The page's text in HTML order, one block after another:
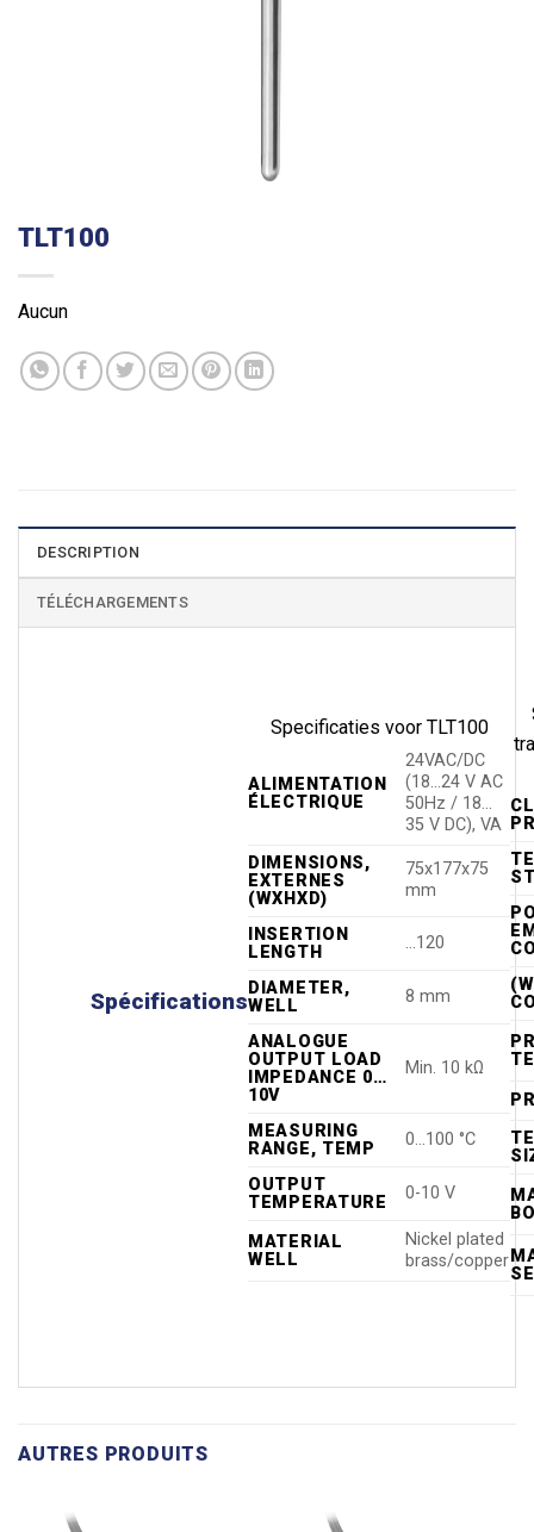
TLT100
Aucun
DESCRIPTION
TÉLÉCHARGEMENTS
Spécifications
Specificaties voor TLT100
ALIMENTATION
ÉLECTRIQUE
24VAC/DC
(18…24 V AC
50Hz / 18…
35 V DC), VA
DIMENSIONS,
EXTERNES
(WXHXD)
75x177x75
mm
INSERTION
LENGTH
…120
DIAMETER,
WELL
8 mm
ANALOGUE
OUTPUT LOAD
IMPEDANCE 0…
10V
Min. 10 kΩ
MEASURING
RANGE, TEMP
0…100 °C
OUTPUT
TEMPERATURE
0-10 V
MATERIAL
WELL
Nickel plated
brass/copper
AUTRES PRODUITS